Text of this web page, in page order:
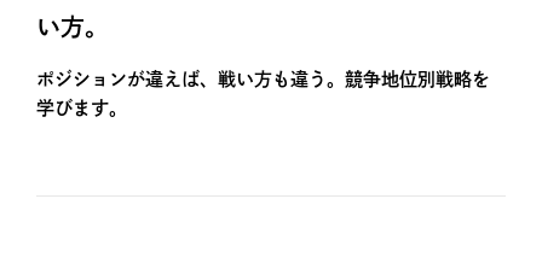
い方。
ポジションが違えば、戦い方も違う。競争地位別戦略を
学びます。